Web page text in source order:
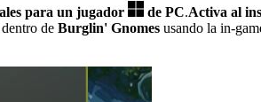
para un jugador de PC.Activa al
de Burglin' Gnomes usando la in-